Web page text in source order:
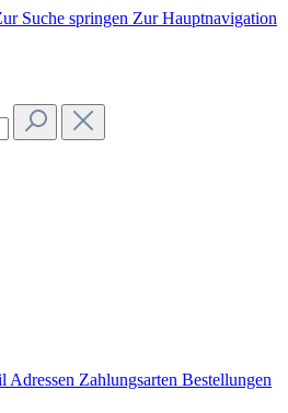
Suche springen Zur Hauptnavigation
Adressen Zahlungsarten Bestellungen